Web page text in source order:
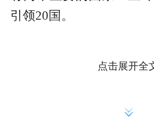
引领20国。
以下是提问及回答实录：
问：新兴市场在G7没有
点击展开全